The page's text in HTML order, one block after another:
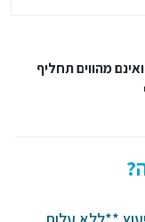
מהווים תחליף